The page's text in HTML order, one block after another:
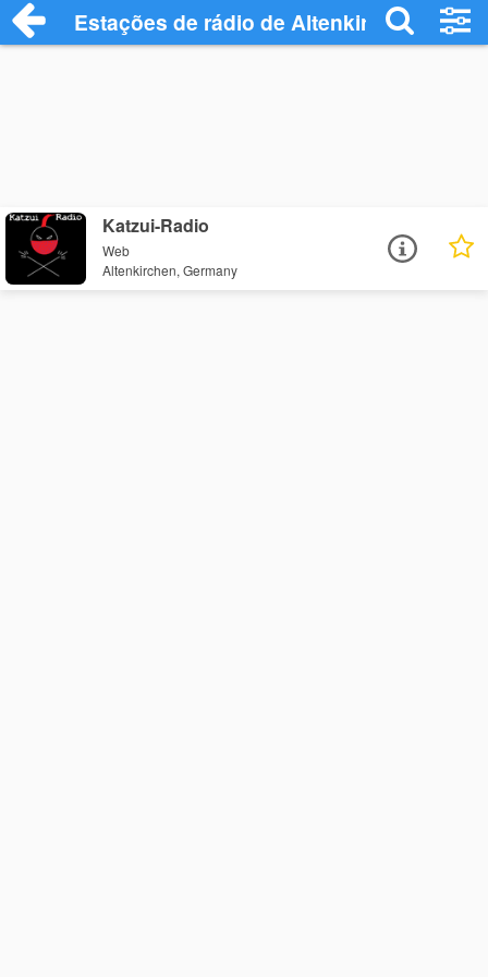
Estações de rádio de Altenkirchen -
Katzui-Radio
Web
Altenkirchen, Germany